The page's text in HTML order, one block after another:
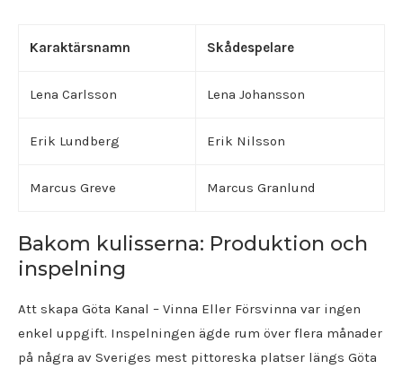
Karaktärsnamn Skådespelare
Lena Carlsson Lena Johansson
Erik Lundberg Erik Nilsson
Marcus Greve Marcus Granlund
Bakom kulisserna: Produktion och
inspelning
Att skapa Göta Kanal – Vinna Eller Försvinna var ingen
enkel uppgift. Inspelningen ägde rum över flera månader
på några av Sveriges mest pittoreska platser längs Göta